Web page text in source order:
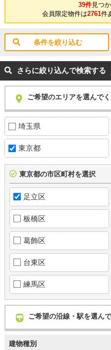
39件見つ
会員限定物件は2761件
条件を絞り込む
さらに絞り込んで検索する
ご希望のエリアを選んで
埼玉県
東京都
東京都の市区町村を選択
足立区
板橋区
葛飾区
台東区
練馬区
ご希望の沿線・駅を選ん
建物種別